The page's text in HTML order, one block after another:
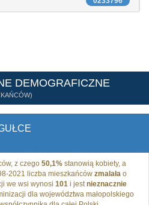
DEMOGRAFICZNE
z czego 50,1% stanowią kobiety, a
2021 liczba mieszkańców zmalała o
we wsi wynosi 101 i jestnieznacznie
dla województwa małopolskiego